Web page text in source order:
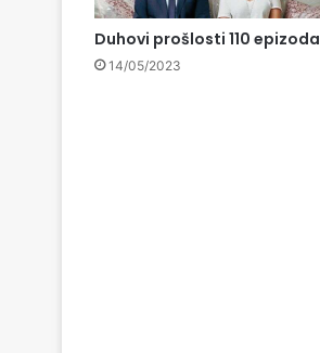
Duhovi prošlosti 110 epizoda
14/05/2023